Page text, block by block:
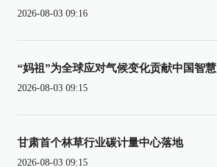
2026-08-03 09:16
“妈祖”为全球应对气候变化贡献中国智慧
2026-08-03 09:15
甘肃首个林草行业碳计量中心落地
2026-08-03 09:15